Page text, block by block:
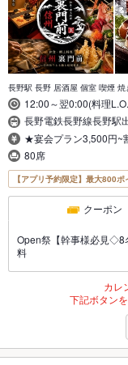
長野駅 長野 居酒屋 個室 喫煙 焼
12:00～翌0:00(料理
長野電鉄長野線長野駅
★宴会プラン3,500円~
80席
【アプリ予約限定】最大800
クーポン
Open祭【幹事様必見◇8
料
カレ
下記ボタン